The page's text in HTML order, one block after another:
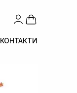
КОНТАКТИ